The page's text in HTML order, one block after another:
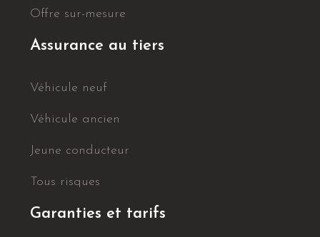
Offre sur-mesure
Assurance au tiers
Véhicule neuf
Véhicule ancien
Jeune conducteur
Tous risques
Garanties et tarifs